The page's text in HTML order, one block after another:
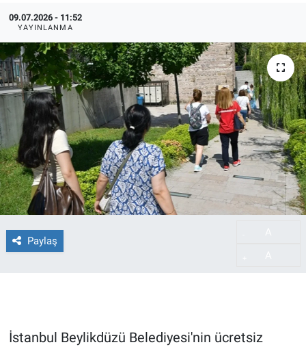
09.07.2026 - 11:52
YAYINLANMA
Paylaş
İstanbul Beylikdüzü Belediyesi'nin ücretsiz
İletişim
Künye
Tüm Manşetler
Son Dakika Haberleri
Haber Arşivi